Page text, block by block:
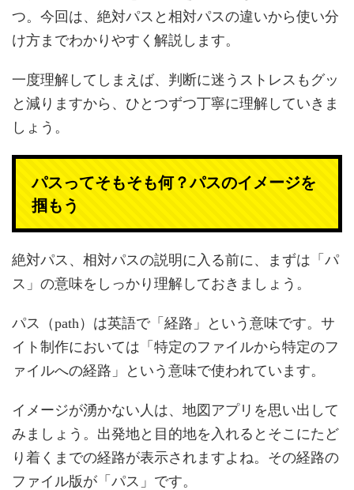
つ。今回は、絶対パスと相対パスの違いから使い分
け方までわかりやすく解説します。
一度理解してしまえば、判断に迷うストレスもグッ
と減りますから、ひとつずつ丁寧に理解していきま
しょう。
パスってそもそも何？パスのイメージを
掴もう
絶対パス、相対パスの説明に入る前に、まずは「パ
ス」の意味をしっかり理解しておきましょう。
パス（path）は英語で「経路」という意味です。サ
イト制作においては「特定のファイルから特定のフ
ァイルへの経路」という意味で使われています。
イメージが湧かない人は、地図アプリを思い出して
みましょう。出発地と目的地を入れるとそこにたど
り着くまでの経路が表示されますよね。その経路の
ファイル版が「パス」です。